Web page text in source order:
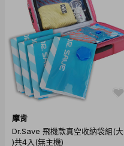
摩肯
Dr.Save 飛機款真空收納袋組(大
)共4入(無主機)